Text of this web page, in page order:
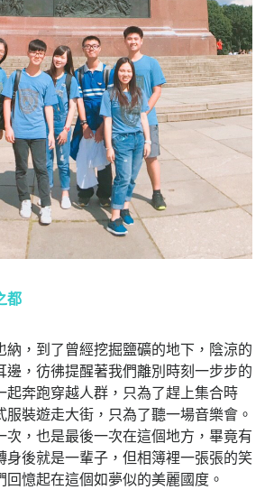
都
納，到了曾經挖掘鹽礦的地下，陰涼的
邊，彷彿提醒著我們離別時刻一步步的
起奔跑穿越人群，只為了趕上集合時
服裝遊走大街，只為了聽一場音樂會。
次，也是最後一次在這個地方，畢竟有
身後就是一輩子，但相簿裡一張張的笑
回憶起在這個如夢似的美麗國度。